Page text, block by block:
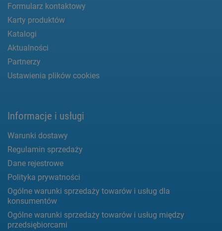
Formularz kontaktowy
Karty produktów
Katalogi
Aktualności
Partnerzy
Ustawienia plików cookies
Informacje i usługi
Warunki dostawy
Regulamin sprzedaży
Dane rejestrowe
Polityka prywatności
Ogólne warunki sprzedaży towarów i usług dla
konsumentów
Ogólne warunki sprzedaży towarów i usług między
przedsiębiorcami